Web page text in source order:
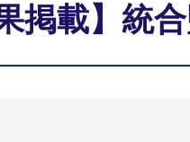
掲載】統